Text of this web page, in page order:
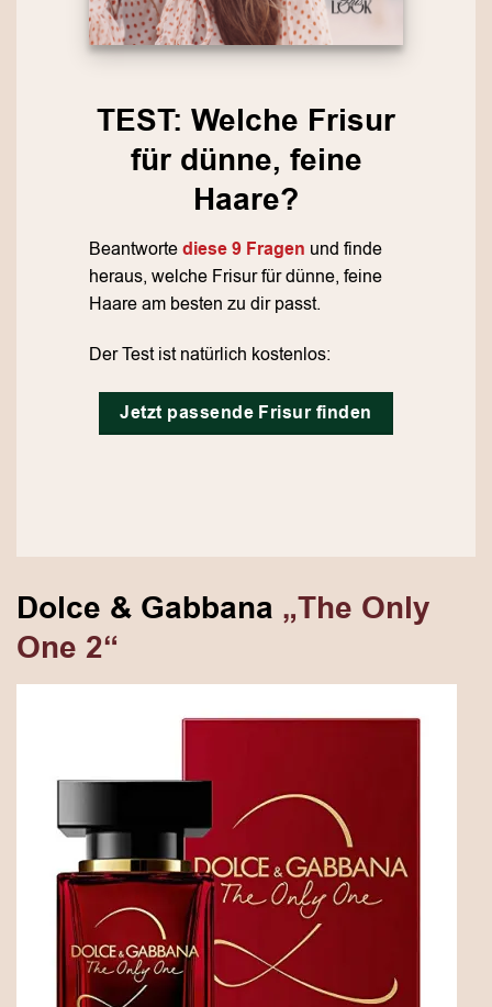
TEST: Welche Frisur
für dünne, feine
Haare?
Beantwortediese 9 Fragen und finde
heraus, welche Frisur für dünne, feine
Haare am besten zu dir passt.
Der Test ist natürlich kostenlos:
Jetzt passende Frisur finden
Dolce & Gabbana „The Only
One 2“